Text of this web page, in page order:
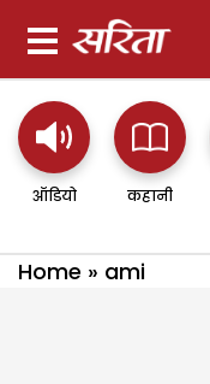
ऑडियो कहानी
Home » ami